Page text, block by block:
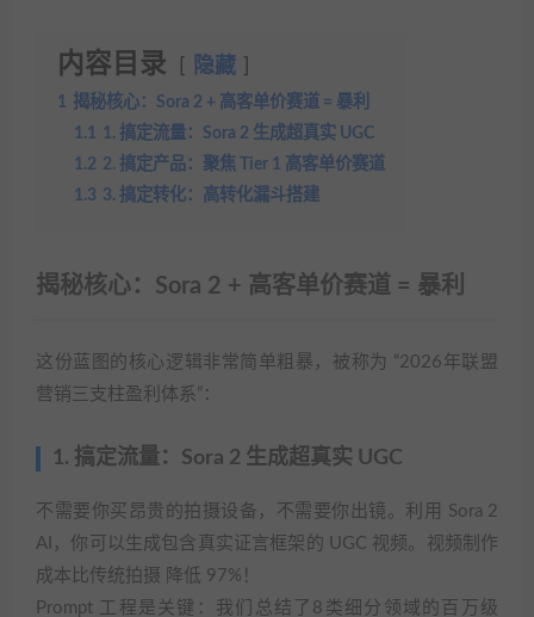
内容目录 隐藏
1
揭秘核心：Sora 2 + 高客单价赛道 = 暴利
1.1
1. 搞定流量：Sora 2 生成超真实 UGC
1.2 2. 搞定产品：聚焦 Tier 1 高客单价赛道
1.3 3. 搞定转化：高转化漏斗搭建
揭秘核心：Sora 2 + 高客单价赛道 = 暴利
这份蓝图的核心逻辑非常简单粗暴，被称为 “2026年联盟
营销三支柱盈利体系”：
1. 搞定流量：Sora 2 生成超真实 UGC
不需要你买昂贵的拍摄设备，不需要你出镜。利用 Sora 2
AI，你可以生成包含真实证言框架的 UGC 视频。视频制作
成本比传统拍摄 降低 97%！
Prompt 工程是关键：我们总结了8类细分领域的百万级